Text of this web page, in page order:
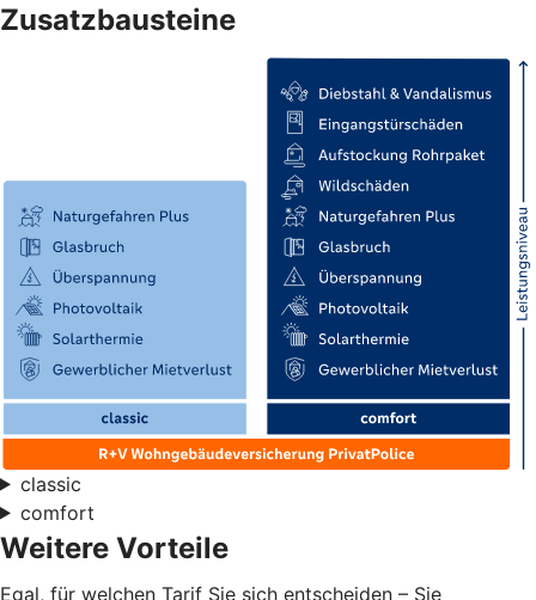
Zusatzbausteine
classic
comfort
Weitere Vorteile
Egal, für welchen Tarif Sie sich entscheiden – Sie